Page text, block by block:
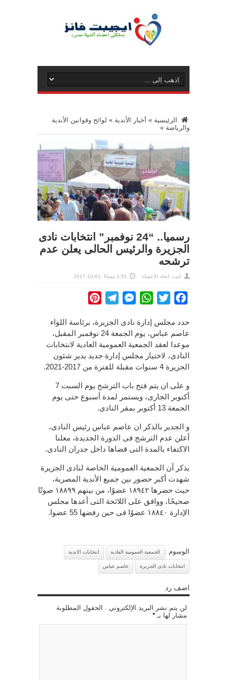
الرئيسية » أخبار الأندية » لوائح وقوانين الأندية
والرياضة »
رسميا.. “24 نوفمبر” انتخابات نادى
الجزيرة والرئيس الحالى يعلن عدم
ترشحه
كتب: اتحاد الاعضاء 1:51 مساءً ,01-10-2017
Facebook
Twitter
WhatsApp
Messenger
Telegram
حدد مجلس إدارة نادى الجزيرة، برئاسة اللواء
عاصم عباس، يوم الجمعة 24 نوفمبر المقبل،
موعدا لعقد الجمعية العمومية العادية لانتخابات
النادى، لاختيار مجلس إدارة جديد يدير شئون
الجزيرة 4 سنوات مقبلة للفترة من 2017-2021.
و على ان يتم فتح باب الترشح يوم السبت 7
أكتوبر الجارى، ويستمر لمدة أسبوع حتى يوم
الجمعة 13 أكتوبر بمقر النادى.
و الجدير بالذكر ان عاصم عباس رئيس النادى،
أعلن عدم الترشح فى الدورة الجديدة، معلنا
الاكتفاء بالمدة التى قضاها داخل جدران النادى.
يذكر أن الجمعية العمومية الخاصة لنادى الجزيرة
شهدت أكبر حضور بين جميع الأندية المصرية،
حيث حضرها ١٨٩٤٢ عضوًا، من بينهم ١٨٨٩٩ صوتًا
صحيحًا، ووافق على اللائحة التى أعدها مجلس
الإدارة ١٨٨٤٠ عضوًا فى حين رفضها 55 عضوا.
الوسوم : الجمعية العمومية العادية انتخابات الاندية
انتخابات نادى الجزيرة عاصم عباس
اضف رد
لن يتم نشر البريد الإلكتروني . الحقول المطلوبة
مشار لها بـ *